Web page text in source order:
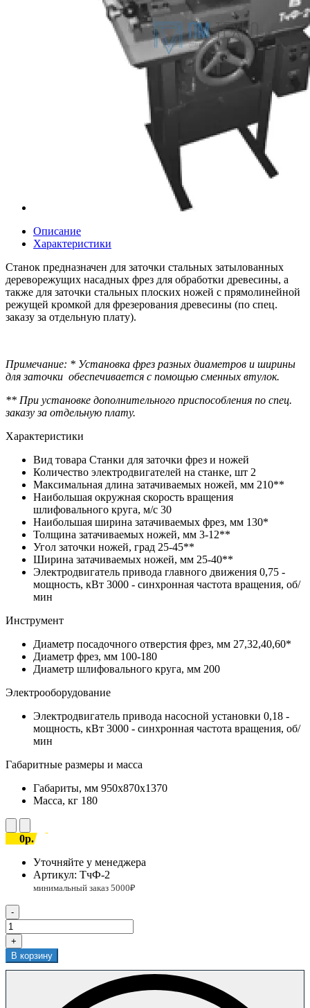
Описание
Характеристики
Станок предназначен для заточки стальных затылованных
дереворежущих насадных фрез для обработки древесины, а
также для заточки стальных плоских ножей с прямолинейной
режущей кромкой для фрезерования древесины (по спец.
заказу за отдельную плату).
Примечание: * Установка фрез разных диаметров и ширины
для заточки обеспечивается с помощью сменных втулок.
** При установке дополнительного приспособления по спец.
заказу за отдельную плату.
Характеристики
Вид товара Станки для заточки фрез и ножей
Количество электродвигателей на станке, шт 2
Максимальная длина затачиваемых ножей, мм 210**
Наибольшая окружная скорость вращения
шлифовального круга, м/с 30
Наибольшая ширина затачиваемых фрез, мм 130*
Толщина затачиваемых ножей, мм 3-12**
Угол заточки ножей, град 25-45**
Ширина затачиваемых ножей, мм 25-40**
Электродвигатель привода главного движения 0,75 -
мощность, кВт 3000 - синхронная частота вращения, об/
мин
Инструмент
Диаметр посадочного отверстия фрез, мм 27,32,40,60*
Диаметр фрез, мм 100-180
Диаметр шлифовального круга, мм 200
Электрооборудование
Электродвигатель привода насосной установки 0,18 -
мощность, кВт 3000 - синхронная частота вращения, об/
мин
Габаритные размеры и масса
Габариты, мм 950х870х1370
Масса, кг 180
0р.
Уточняйте у менеджера
Артикул: ТчФ-2
-
+
В корзину